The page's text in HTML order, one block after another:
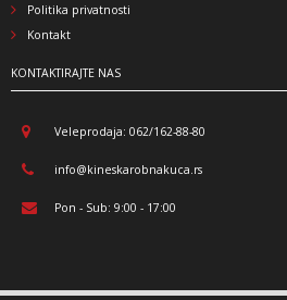
Politika privatnosti
Kontakt
KONTAKTIRAJTE NAS
Veleprodaja: 062/162-88-80
info@kineskarobnakuca.rs
Pon - Sub: 9:00 - 17:00